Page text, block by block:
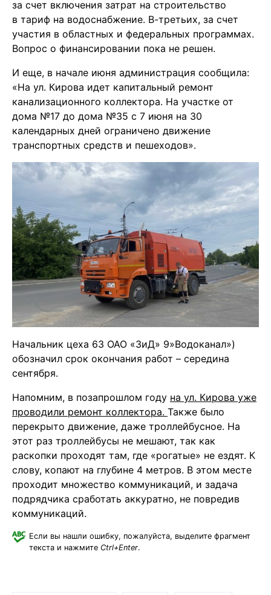
за счет включения затрат на строительство
в тариф на водоснабжение. В-третьих, за счет
участия в областных и федеральных программах.
Вопрос о финансировании пока не решен.
И еще, в начале июня администрация сообщила:
«На ул. Кирова идет капитальный ремонт
канализационного коллектора. На участке от
дома №17 до дома №35 с 7 июня на 30
календарных дней ограничено движение
транспортных средств и пешеходов».
Начальник цеха 63 ОАО «ЗиД» 9»Водоканал»)
обозначил срок окончания работ – середина
сентября.
Напомним, в позапрошлом году на ул. Кирова уже
проводили ремонт коллектора. Также было
перекрыто движение, даже троллейбусное. На
этот раз троллейбусы не мешают, так как
раскопки проходят там, где «рогатые» не ездят. К
слову, копают на глубине 4 метров. В этом месте
проходит множество коммуникаций, и задача
подрядчика сработать аккуратно, не повредив
коммуникаций.
Если вы нашли ошибку, пожалуйста, выделите фрагмент
текста и нажмите Ctrl+Enter.